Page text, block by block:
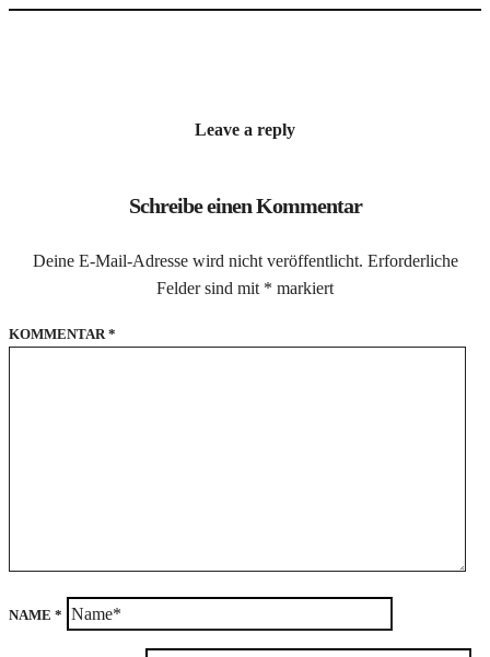
Leave a reply
Schreibe einen Kommentar
Deine E-Mail-Adresse wird nicht veröffentlicht. Erforderliche
Felder sind mit * markiert
KOMMENTAR*
NAME *